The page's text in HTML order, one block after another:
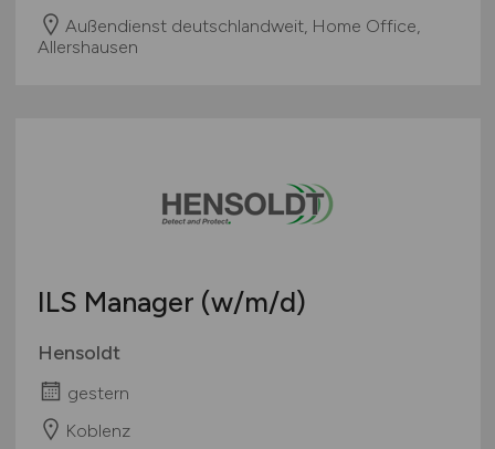
Außendienst deutschlandweit, Home Office,
Allershausen
ILS Manager (w/m/d)
Hensoldt
gestern
Koblenz